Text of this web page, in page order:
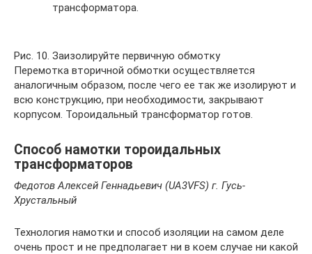
трансформатора.
Рис. 10. Заизолируйте первичную обмотку
Перемотка вторичной обмотки осуществляется
аналогичным образом, после чего ее так же изолируют и
всю конструкцию, при необходимости, закрывают
корпусом. Тороидальный трансформатор готов.
Способ намотки тороидальных
трансформаторов
Федотов Алексей Геннадьевич (UA3VFS) г. Гусь-
Хрустальный
Технология намотки и способ изоляции на самом деле
очень прост и не предполагает ни в коем случае ни какой